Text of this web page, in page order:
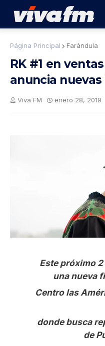
Página Principal Farándula
RK #1 en
anuncia
Viva FM enero 28, 2019
Este próximo
una nueva
Centro las
donde busca
de